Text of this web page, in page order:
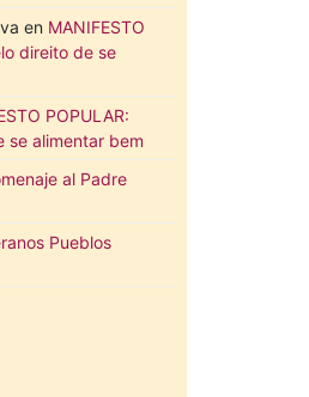
en MANIFESTO
direito de se
POPULAR:
se alimentar bem
al Padre
Pueblos